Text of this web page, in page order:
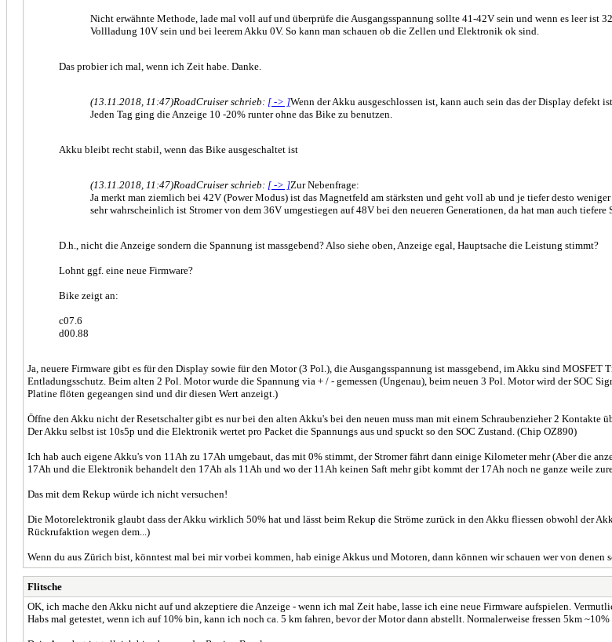
Nicht erwähnte Methode, lade mal voll auf und überprüfe die Ausgangsspannung sollte 41-42V sein und wenn es leer ist
Vollladung 10V sein und bei leerem Akku 0V. So kann man schauen ob die Zellen und Elektronik ok sind.
Das probier ich mal, wenn ich Zeit habe. Danke.
(13.11.2018, 11:47)RoadCruiser schrieb: [ -> ]Wenn der Akku ausgeschlossen ist, kann auch sein das der Display defekt
Jeden Tag ging die Anzeige 10 -20% runter ohne das Bike zu benutzen.
Akku bleibt recht stabil, wenn das Bike ausgeschaltet ist
(13.11.2018, 11:47)RoadCruiser schrieb: [ -> ]Zur Nebenfrage:
Ja merkt man ziemlich bei 42V (Power Modus) ist das Magnetfeld am stärksten und geht voll ab und je tiefer desto
sehr wahrscheinlich ist Stromer von dem 36V umgestiegen auf 48V bei den neueren Generationen, da hat man auch tiefere
D.h., nicht die Anzeige sondern die Spannung ist massgebend? Also siehe oben, Anzeige egal, Hauptsache die Leistung stimmt?
Lohnt ggf. eine neue Firmware?
Bike zeigt an:
c07.6
d00.88
Ja, neuere Firmware gibt es für den Display sowie für den Motor (3 Pol.), die Ausgangsspannung ist massgebend, im Akku sind
Entladungsschutz. Beim alten 2 Pol. Motor wurde die Spannung via + / - gemessen (Ungenau), beim neuen 3 Pol. Motor wird der SOC
Platine flöten gegeangen sind und dir diesen Wert anzeigt.)
Öffne den Akku nicht der Resetschalter gibt es nur bei den alten Akku's bei den neuen muss man mit einem Schraubenzieher 2 Kontakte
Der Akku selbst ist 10s5p und die Elektronik wertet pro Packet die Spannungs aus und spuckt so den SOC Zustand. (Chip OZ890)
Ich hab auch eigene Akku's von 11Ah zu 17Ah umgebaut, das mit 0% stimmt, der Stromer fährt dann einige Kilometer mehr (Aber die
17Ah und die Elektronik behandelt den 17Ah als 11Ah und wo der 11Ah keinen Saft mehr gibt kommt der 17Ah noch ne ganze weile
Das mit dem Rekup würde ich nicht versuchen!
Die Motorelektronik glaubt dass der Akku wirklich 50% hat und lässt beim Rekup die Ströme zurück in den Akku fliessen obwohl der
Rückrufaktion wegen dem...)
Wenn du aus Zürich bist, könntest mal bei mir vorbei kommen, hab einige Akkus und Motoren, dann können wir schauen wer von
Flitsche
OK, ich mache den Akku nicht auf und akzeptiere die Anzeige - wenn ich mal Zeit habe, lasse ich eine neue Firmware aufspielen.
Habs mal getestet, wenn ich auf 10% bin, kann ich noch ca. 5 km fahren, bevor der Motor dann abstellt. Normalerweise fressen 5km